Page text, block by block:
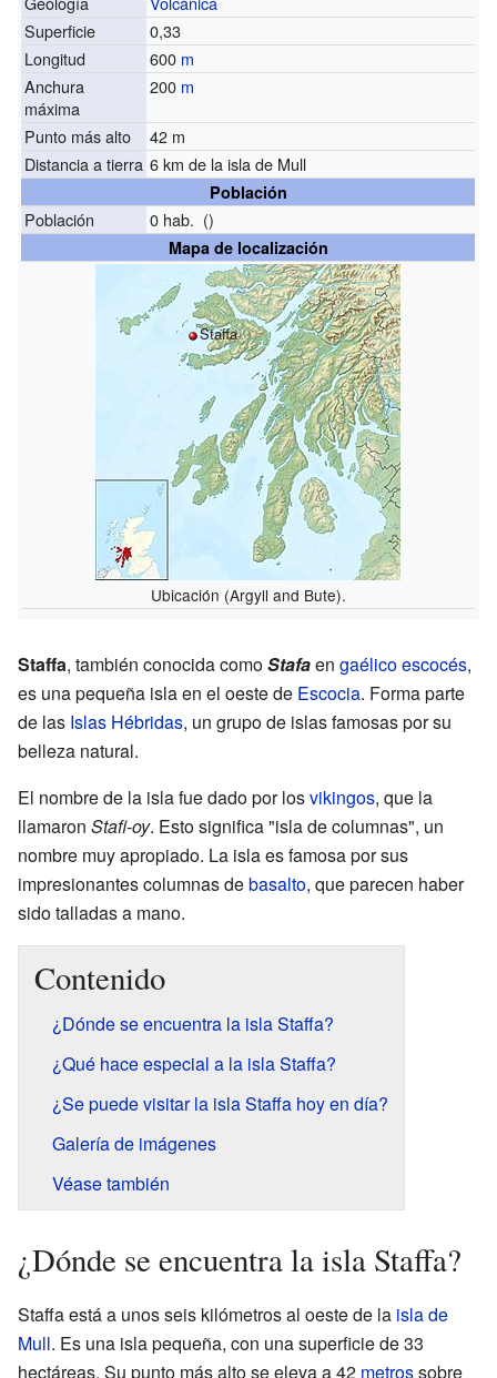
Superficie
0,33
Longitud
600 m
Anchura
máxima
200 m
Punto más alto
42 m
Distancia a tierra 6 km de la isla de Mull
Población
Población 0 hab. ()
Mapa de localización
Staffa
Ubicación (Argyll and Bute).
Staffa, también conocida comoStafaen gaélico escocés,
es una pequeña isla en el oeste de Escocia. Forma parte
de las Islas Hébridas, un grupo de islas famosas por su
belleza natural.
El nombre de la isla fue dado por losvikingos, que la
llamaron Stafi-oy. Esto significa "isla de columnas", un
nombre muy apropiado. La isla es famosa por sus
impresionantes columnas debasalto, que parecen haber
sido talladas a mano.
Contenido
¿Dónde se encuentra la isla Staffa?
¿Qué hace especial a la isla Staffa?
¿Se puede visitar la isla Staffa hoy en día?
Galería de imágenes
Véase también
¿Dónde se encuentra la isla Staffa?
Staffa está a unos seis kilómetros al oeste de la isla de
Mull. Es una isla pequeña, con una superficie de 33
hectáreas. Su punto más alto se eleva a 42 metrossobre